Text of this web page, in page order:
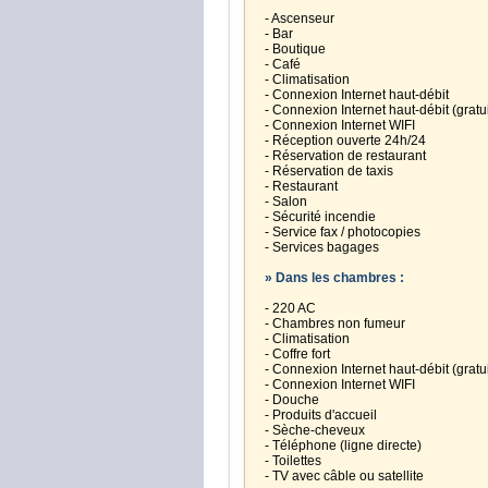
- Ascenseur
- Bar
- Boutique
- Café
- Climatisation
- Connexion Internet haut-débit
- Connexion Internet haut-débit
- Connexion Internet WIFI
- Réception ouverte 24h/24
- Réservation de restaurant
- Réservation de taxis
- Restaurant
- Salon
- Sécurité incendie
- Service fax / photocopies
- Services bagages
» Dans les chambres :
- 220 AC
- Chambres non fumeur
- Climatisation
- Coffre fort
- Connexion Internet haut-débit
- Connexion Internet WIFI
- Douche
- Produits d'accueil
- Sèche-cheveux
- Téléphone (ligne directe)
- Toilettes
- TV avec câble ou satellite